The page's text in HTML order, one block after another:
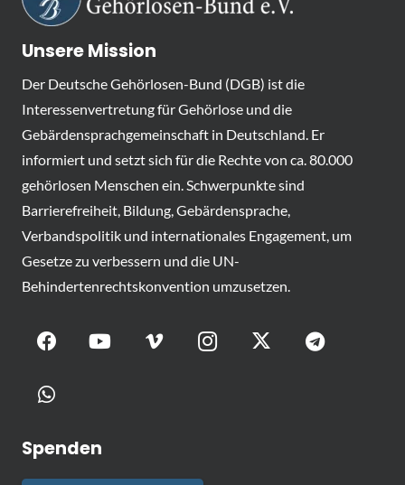
Unsere Mission
Der Deutsche Gehörlosen-Bund (DGB) ist die
Interessenvertretung für Gehörlose und die
Gebärdensprachgemeinschaft in Deutschland. Er
informiert und setzt sich für die Rechte von ca. 80.000
gehörlosen Menschen ein. Schwerpunkte sind
Barrierefreiheit, Bildung, Gebärdensprache,
Verbandspolitik und internationales Engagement, um
Gesetze zu verbessern und die UN-
Behindertenrechtskonvention umzusetzen.
Spenden